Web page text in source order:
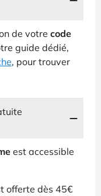
de votre code
guide dédié,
, pour trouver
est accessible
offerte dès 45€